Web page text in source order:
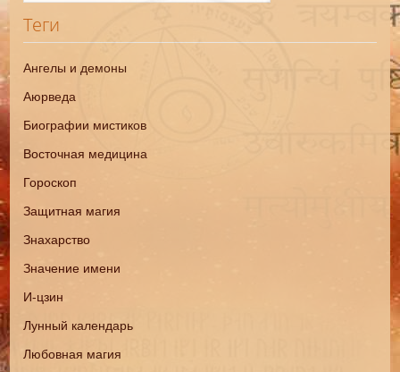
Теги
Ангелы и демоны
Аюрведа
Биографии мистиков
Восточная медицина
Гороскоп
Защитная магия
Знахарство
Значение имени
И-цзин
Лунный календарь
Любовная магия